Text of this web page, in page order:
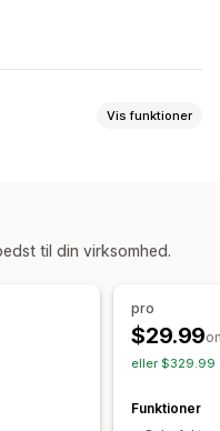
Vis funktioner
til din virksomhed.
pro
$29.99
eller $329.99
Funktioner